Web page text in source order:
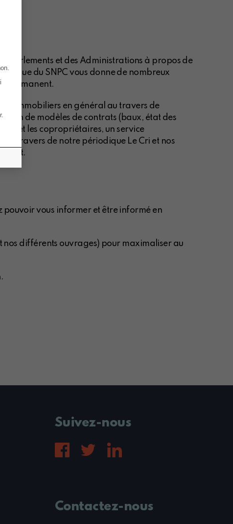
Parlements et des Administrations à propos de
du SNPC vous donne de nombreux
permanent.
immobiliers en général au travers de
de modèles de contrats (baux, état des
et les copropriétaires, un service
travers de notre périodique Le Cri et nos
vous informer et être informé en
nos différents ouvrages) pour maximaliser au
Suivez-nous
Contactez-nous